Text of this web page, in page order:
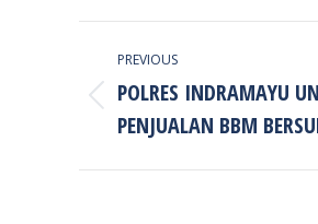
NAVIGATION
PREVIOUS
Previous
post:
POLRES INDRAMAYU
PENJUALAN BBM